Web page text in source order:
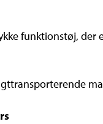
funktionstøj,